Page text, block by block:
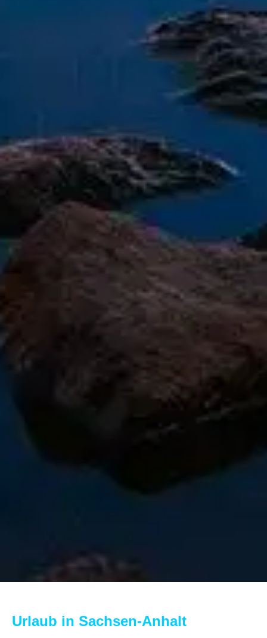
Urlaub in Sachsen-Anhalt